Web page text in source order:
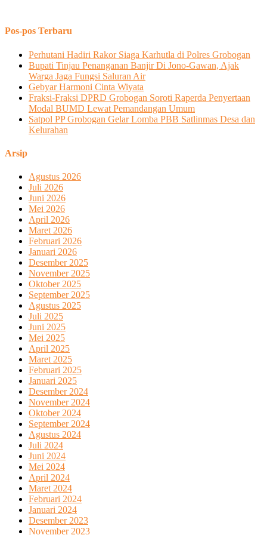
Pos-pos Terbaru
Perhutani Hadiri Rakor Siaga Karhutla di Polres Grobogan
Bupati Tinjau Penanganan Banjir Di Jono-Gawan, Ajak
Warga Jaga Fungsi Saluran Air
Gebyar Harmoni Cinta Wiyata
Fraksi-Fraksi DPRD Grobogan Soroti Raperda Penyertaan
Modal BUMD Lewat Pemandangan Umum
Satpol PP Grobogan Gelar Lomba PBB Satlinmas Desa dan
Kelurahan
Arsip
Agustus 2026
Juli 2026
Juni 2026
Mei 2026
April 2026
Maret 2026
Februari 2026
Januari 2026
Desember 2025
November 2025
Oktober 2025
September 2025
Agustus 2025
Juli 2025
Juni 2025
Mei 2025
April 2025
Maret 2025
Februari 2025
Januari 2025
Desember 2024
November 2024
Oktober 2024
September 2024
Agustus 2024
Juli 2024
Juni 2024
Mei 2024
April 2024
Maret 2024
Februari 2024
Januari 2024
Desember 2023
November 2023